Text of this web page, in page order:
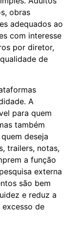
obras
adequados ao
com interesse
por diretor,
de
A
para quem
também
deseja
trailers, notas,
a função
externa
são bem
e reduz a
de